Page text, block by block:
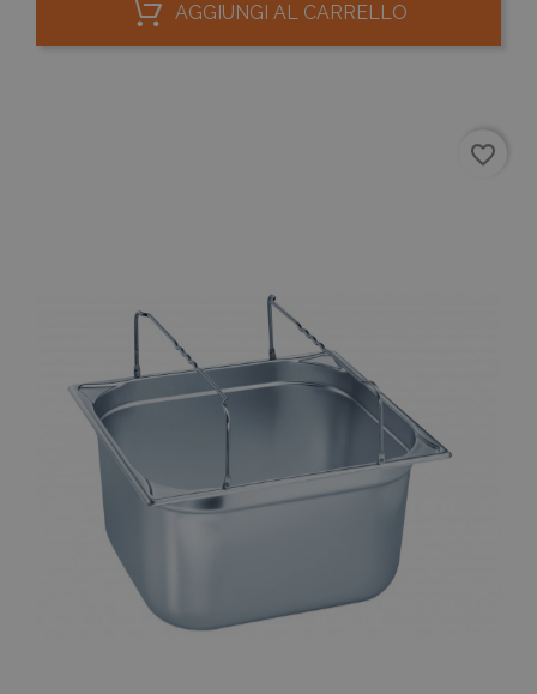
AGGIUNGI AL CARRELLO
favorite_border